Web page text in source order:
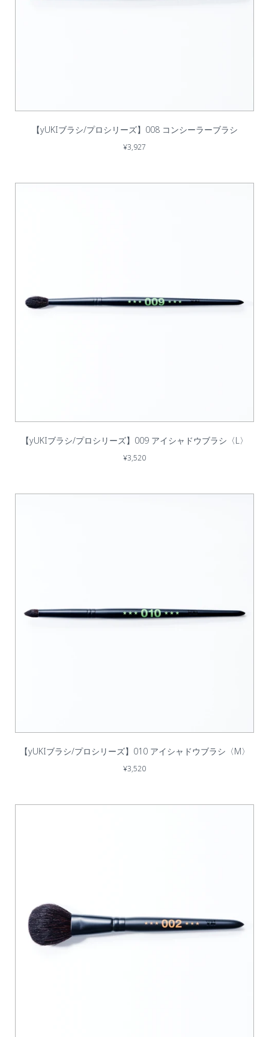
【yUKIブラシ/プロシリーズ】008 コンシーラーブラシ
¥3,927
【yUKIブラシ/プロシリーズ】009 アイシャドウブラシ〈L〉
¥3,520
【yUKIブラシ/プロシリーズ】010 アイシャドウブラシ〈M〉
¥3,520